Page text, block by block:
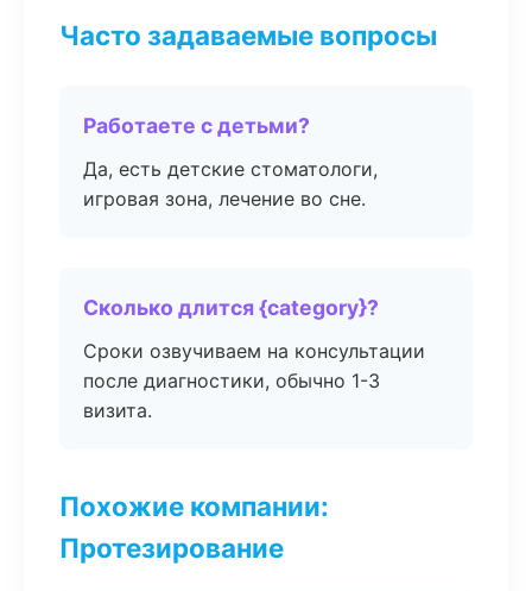
Часто задаваемые вопросы
Работаете с детьми?
Да, есть детские стоматологи,
игровая зона, лечение во сне.
Сколько длится {category}?
Сроки озвучиваем на консультации
после диагностики, обычно 1-3
визита.
Похожие компании:
Протезирование